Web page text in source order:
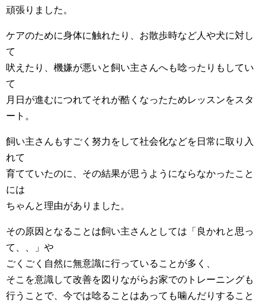
頑張りました。
ケアのために身体に触れたり、お散歩時など人や犬に対し
て
吠えたり、機嫌が悪いと飼い主さんへも唸ったりもしてい
て
月日が進むにつれてそれが酷くなったためレッスンをスタ
ート。
飼い主さんもすごく努力をして社会化などを日常に取り入
れて
育てていたのに、その結果が思うようにならなかったこと
には
ちゃんと理由がありました。
その原因となることは飼い主さんとしては「良かれと思っ
て、、」や
ごくごく自然に無意識に行っていることが多く、
そこを意識して改善を図りながらお家でのトレーニングも
行うことで、今では唸ることはあっても噛んだりすること